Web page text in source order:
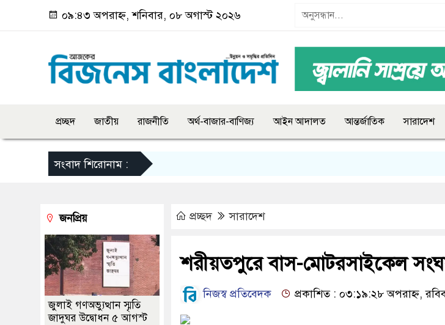
০৯:৪৩ অপরাহ্ন, শনিবার, ০৮ অগাস্ট ২০২৬
প্রচ্ছদ জাতীয় রাজনীতি অর্থ-বাজার-বাণিজ্য আইন আদালত আন্তর্জাতিক সারাদেশ
সংবাদ শিরোনাম :
প্রচ্ছদ সারাদেশ
শরীয়তপুরে বাস-মোটরসাইকেল
নিজস্ব প্রতিবেদক প্রকাশিত : ০৩:১৯:২৮ অপরাহ্ন,
জনপ্রিয়
জুলাই গণঅভ্যুত্থান স্মৃতি
জাদুঘর উদ্বোধন ৫ আগস্ট